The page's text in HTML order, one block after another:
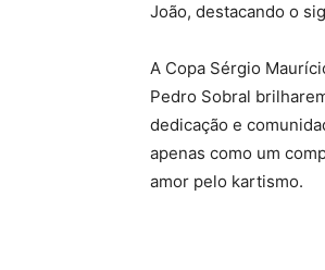
João, destacando o
A Copa Sérgio
Pedro Sobral
dedicação e
apenas como um
amor pelo kartismo.